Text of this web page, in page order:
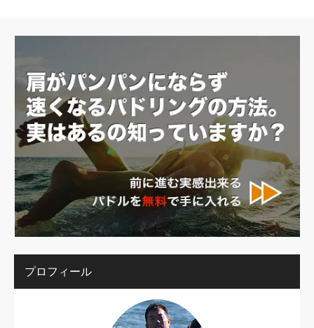
プロフィール